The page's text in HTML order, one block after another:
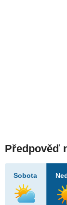
Předpověď
Sobota